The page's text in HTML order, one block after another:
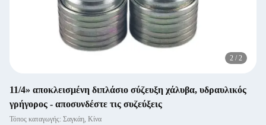
2 / 2
11/4» αποκλεισμένη διπλάσιο σύζευξη χάλυβα, υδραυλικός
γρήγορος - αποσυνδέστε τις συζεύξεις
Τόπος καταγωγής: Σαγκάη, Κίνα